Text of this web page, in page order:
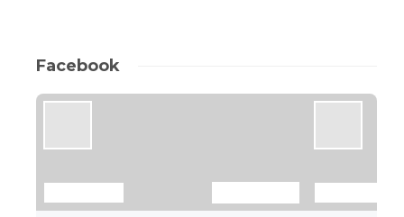
Facebook